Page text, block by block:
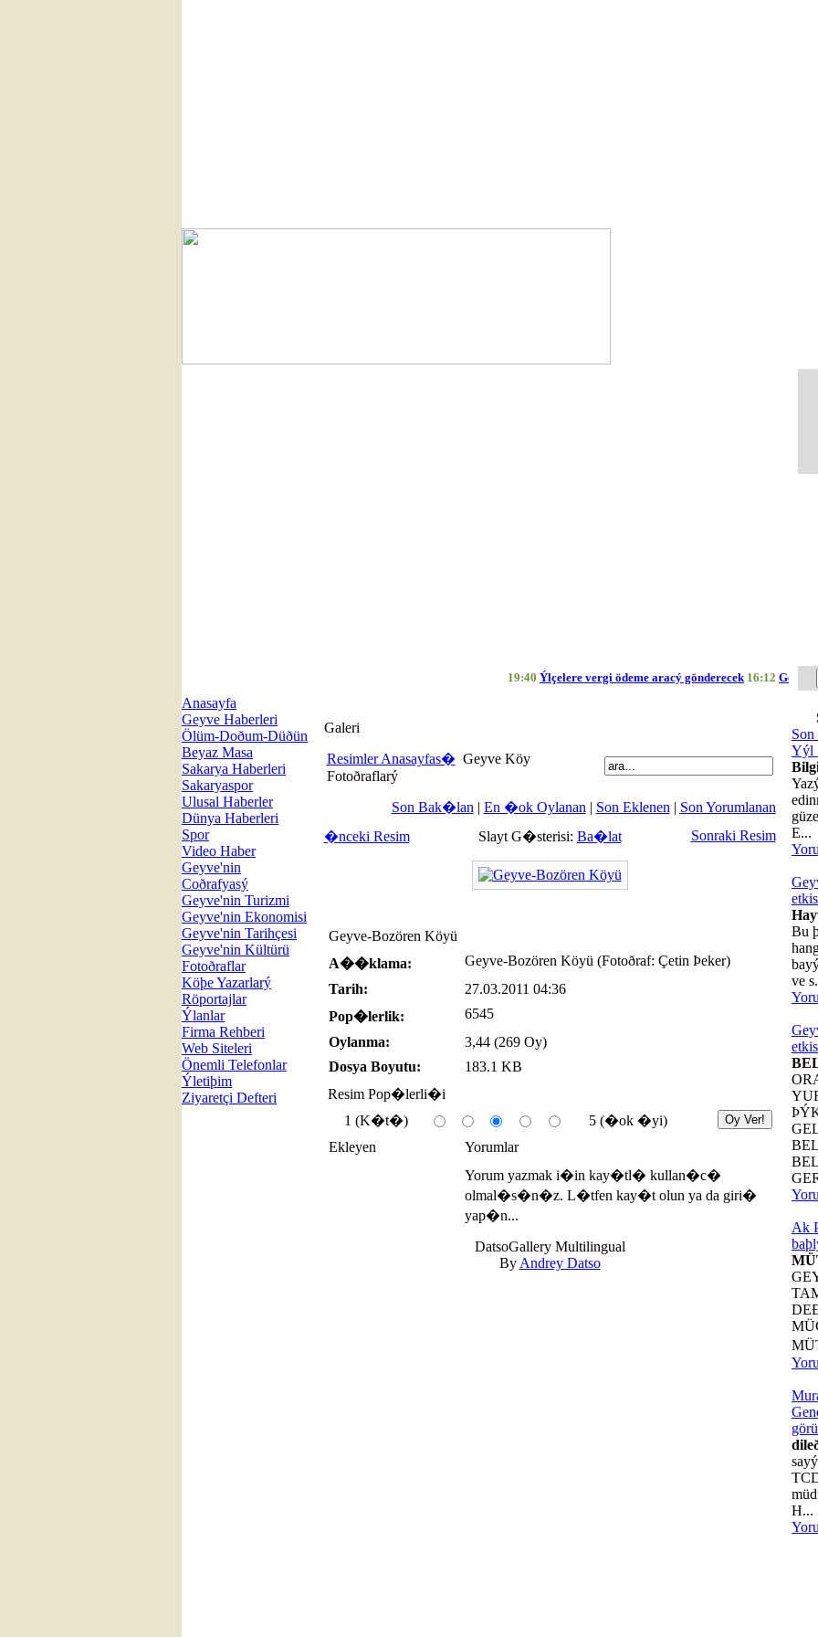
19:40Ýlçelere vergi ödeme aracý gönderecek16:12Geyve
Anasayfa
Geyve Haberleri
Ölüm-Doðum-Düðün
Beyaz Masa
Sakarya Haberleri
Sakaryaspor
Ulusal Haberler
Dünya Haberleri
Spor
Video Haber
Geyve'nin
Coðrafyasý
Geyve'nin Turizmi
Geyve'nin Ekonomisi
Geyve'nin Tarihçesi
Geyve'nin Kültürü
Fotoðraflar
Köþe Yazarlarý
Röportajlar
Ýlanlar
Firma Rehberi
Web Siteleri
Önemli Telefonlar
Ýletiþim
Ziyaretçi Defteri
Yýl
E...
Bu
ve
Ak
H...
Galeri
Resimler Anasayfas� Geyve Köy
Fotoðraflarý
Son Bak�lan | En �ok Oylanan | Son Eklenen | Son Yorumlanan
�nceki Resim
Slayt G�sterisi: Ba�lat Sonraki Resim
Geyve-Bozören Köyü
A��klama:
Geyve-Bozören Köyü (Fotoðraf: Çetin Þeker)
Tarih:
27.03.2011 04:36
Pop�lerlik:
6545
Oylanma:
3,44 (269 Oy)
Dosya Boyutu:
183.1 KB
Resim Pop�lerli�i
1 (K�t�)
5 (�ok �yi)
Ekleyen
Yorumlar
Yorum yazmak i�in kay�tl� kullan�c�
olmal�s�n�z. L�tfen kay�t olun ya da giri�
yap�n...
DatsoGallery Multilingual
By Andrey Datso